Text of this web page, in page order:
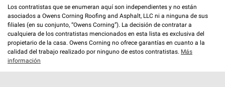
Los contratistas que se enumeran aquí son independientes y no están
asociados a Owens Corning Roofing and Asphalt, LLC ni a ninguna de sus
filiales (en su conjunto, “Owens Corning”). La decisión de contratar a
cualquiera de los contratistas mencionados en esta lista es exclusiva del
propietario de la casa. Owens Corning no ofrece garantías en cuanto a la
calidad del trabajo realizado por ninguno de estos contratistas. Más
información